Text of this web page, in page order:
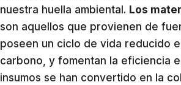
nuestra huella ambiental. Los
son aquellos que provienen de
poseen un ciclo de vida reducido
carbono, y fomentan la eficiencia
insumos se han convertido en la